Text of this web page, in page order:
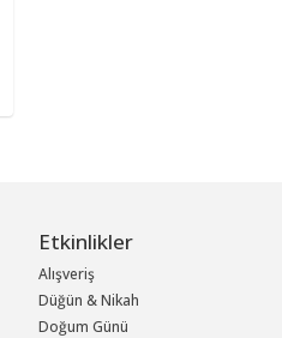
Etkinlikler
Alışveriş
Düğün & Nikah
Doğum Günü